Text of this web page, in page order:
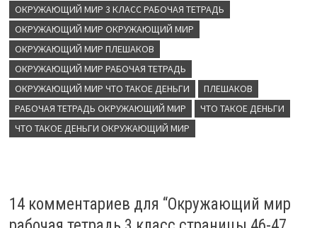
ОКРУЖАЮЩИЙ МИР 3 КЛАСС РАБОЧАЯ ТЕТРАДЬ
ОКРУЖАЮЩИЙ МИР ОКРУЖАЮЩИЙ МИР
ОКРУЖАЮЩИЙ МИР ПЛЕШАКОВ
ОКРУЖАЮЩИЙ МИР РАБОЧАЯ ТЕТРАДЬ
ОКРУЖАЮЩИЙ МИР ЧТО ТАКОЕ ДЕНЬГИ
ПЛЕШАКОВ
РАБОЧАЯ ТЕТРАДЬ ОКРУЖАЮЩИЙ МИР
ЧТО ТАКОЕ ДЕНЬГИ
ЧТО ТАКОЕ ДЕНЬГИ ОКРУЖАЮЩИЙ МИР
14 комментариев для “Окружающий мир